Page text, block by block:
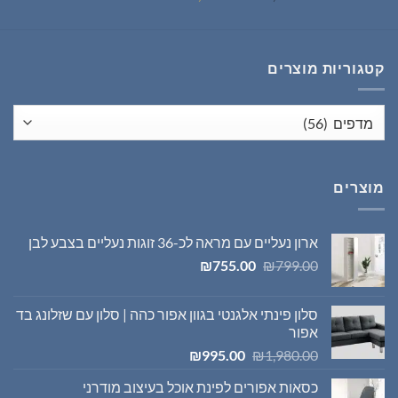
קטגוריות מוצרים
מוצרים
ארון נעליים עם מראה לכ-36 זוגות נעליים בצבע לבן
₪799.00
המחיר
₪799.00.
₪755.00
המחיר
₪755.00.
סלון פינתי אלגנטי בגוון אפור כהה | סלון עם שזלונג בד
אפור
₪1,980.00
המחיר
היה:
₪995.00
המחיר
הוא:
כסאות אפורים לפינת אוכל בעיצוב מודרני